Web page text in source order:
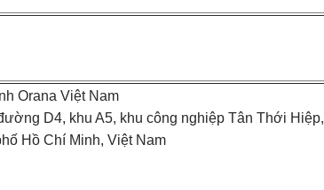
Orana Việt Nam
D4, khu A5, khu công nghiệp Tân Thới Hiệp,
Hồ Chí Minh, Việt Nam